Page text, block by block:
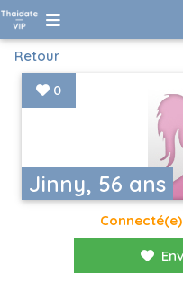
Retour
Jinny, 56 ans
0